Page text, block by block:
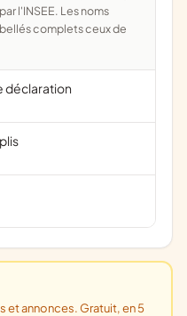
l'INSEE. Les noms
complets ceux de
déclaration